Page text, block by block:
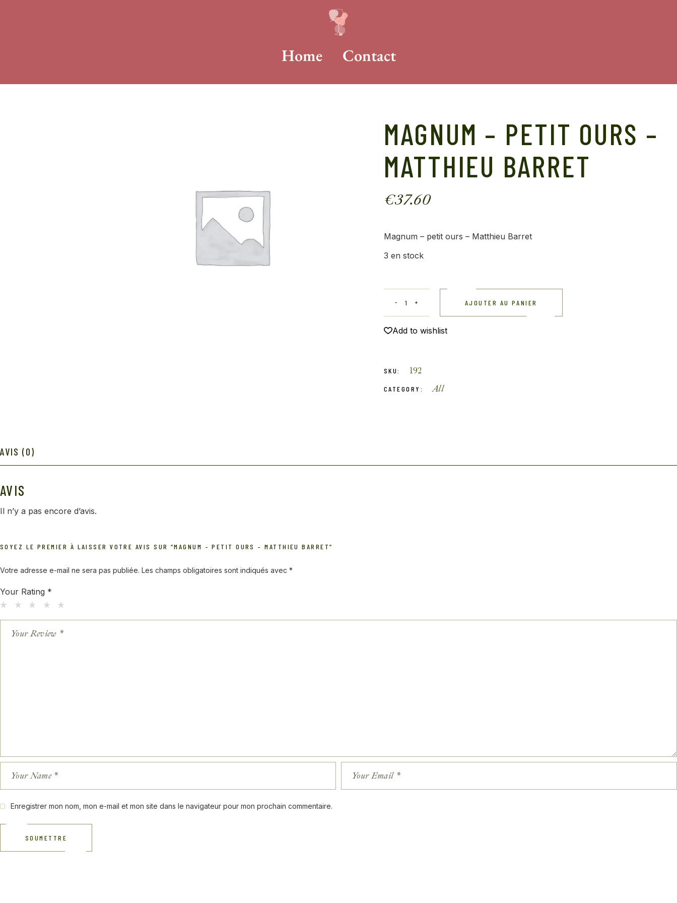
Home Contact
MAGNUM – PETIT OURS –
MATTHIEU BARRET
€37.60
Magnum – petit ours – Matthieu Barret
3 en stock
AJOUTER AU PANIER
Add to wishlist
SKU: 192
CATEGORY: All
AVIS (0)
AVIS
Il n’y a pas encore d’avis.
SOYEZ LE PREMIER À LAISSER VOTRE AVIS SUR “MAGNUM – PETIT OURS – MATTHIEU BARRET”
Votre adresse e-mail ne sera pas publiée. Les champs obligatoires sont indiqués avec *
Your Rating *
Enregistrer mon nom, mon e-mail et mon site dans le navigateur pour mon prochain commentaire.
SOUMETTRE